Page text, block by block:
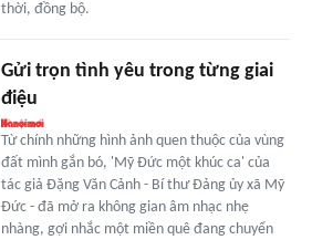
thời, đồng bộ.
Gửi trọn tình yêu trong từng giai
điệu
Từ chính những hình ảnh quen thuộc của vùng
đất mình gắn bó, 'Mỹ Đức một khúc ca' của
tác giả Đặng Văn Cảnh - Bí thư Đảng ủy xã Mỹ
Đức - đã mở ra không gian âm nhạc nhẹ
nhàng, gợi nhắc một miền quê đang chuyển